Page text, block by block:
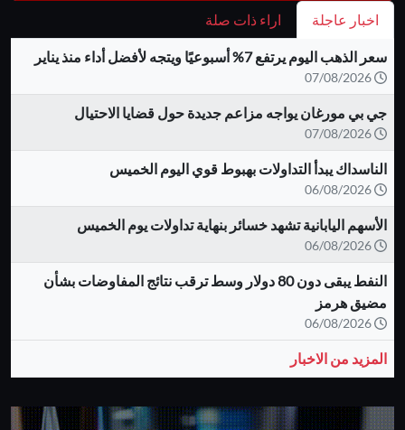
اخبار عاجلة اراء ذات صلة
سعر الذهب اليوم يرتفع 7% أسبوعيًا ويتجه لأفضل أداء منذ يناير
جي بي مورغان يواجه مزاعم جديدة حول قضايا الاحتيال
الناسداك يبدأ التداولات بهبوط قوي اليوم الخميس
الأسهم اليابانية تشهد خسائر بنهاية تداولات يوم الخميس
النفط يبقى دون 80 دولار وسط ترقب نتائج المفاوضات بشأن
مضيق هرمز
المزيد من الاخبار